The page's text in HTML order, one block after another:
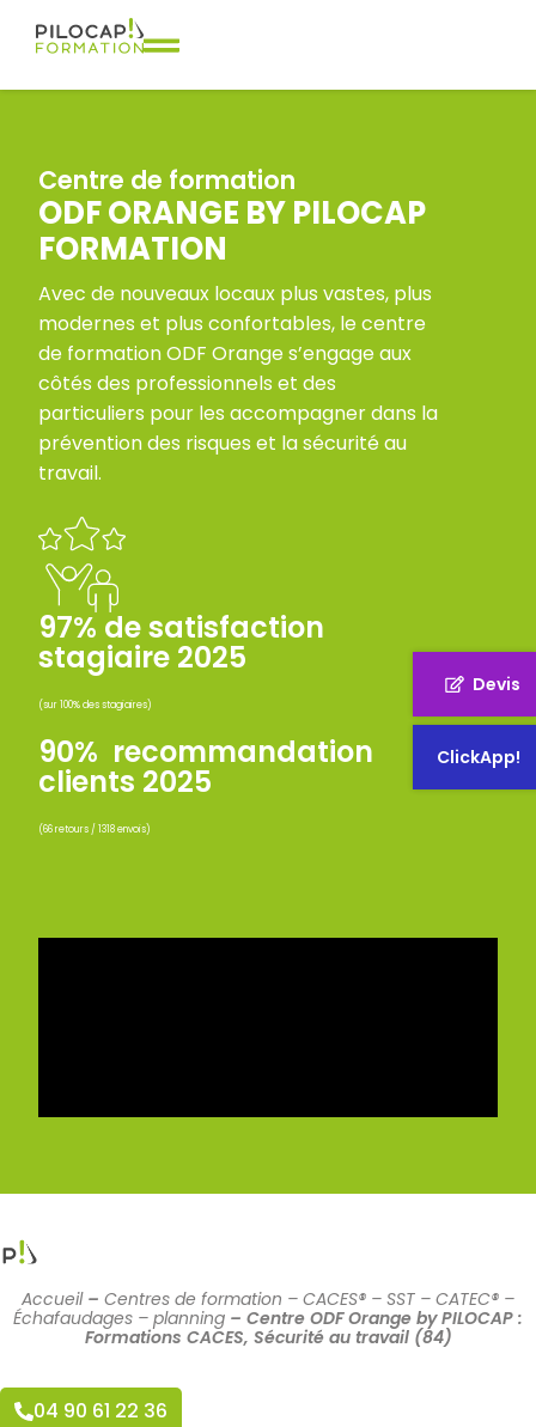
Devis
ClickApp!
Centre de formation
ODF ORANGE BY PILOCAP
FORMATION
Avec de nouveaux locaux plus vastes, plus
modernes et plus confortables, le centre
de formation ODF Orange s’engage aux
côtés des professionnels et des
particuliers pour les accompagner dans la
prévention des risques et la sécurité au
travail.
97% de satisfaction
stagiaire 2025
(sur 100% des stagiaires)
90% recommandation
clients 2025
(66 retours / 1318 envois)
Accueil– Centres de formation – CACES® – SST – CATEC® –
Échafaudages – planning – Centre ODF Orange by PILOCAP :
Formations CACES, Sécurité au travail (84)
04 90 61 22 36